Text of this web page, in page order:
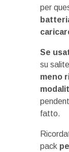
per
Se
su
meno
fatto.
pack